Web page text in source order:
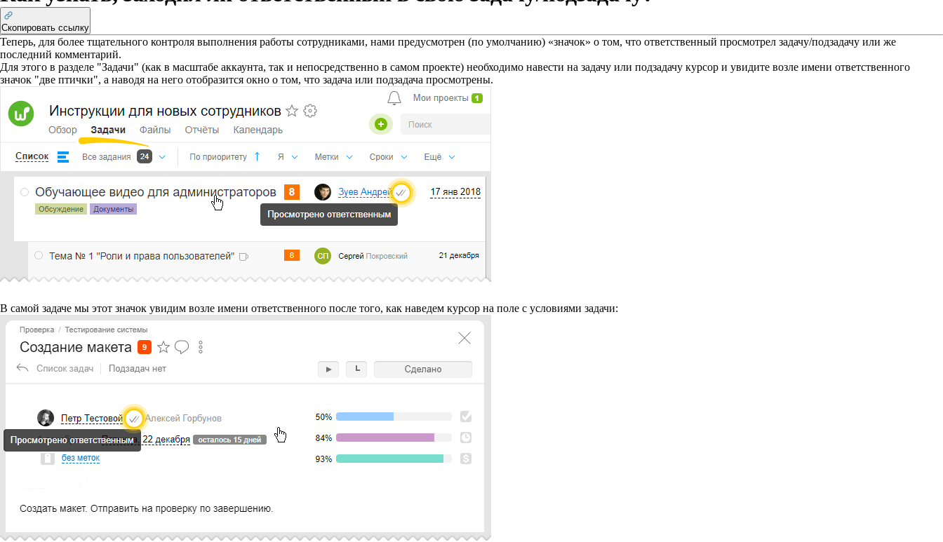
Скопировать ссылку
Теперь, для более тщательного контроля выполнения работы сотрудниками, нами предусмотрен (по умолчанию) «значок» о том, что ответственный просмотрел задачу/подзадачу или же
последний комментарий.
Для этого в разделе "Задачи" (как в масштабе аккаунта, так и непосредственно в самом проекте) необходимо навести на задачу или подзадачу курсор и увидите возле имени ответственного
значок "две птички", а наводя на него отобразится окно о том, что задача или подзадача просмотрены.
В самой задаче мы этот значок увидим возле имени ответственного после того, как наведем курсор на поле с условиями задачи: